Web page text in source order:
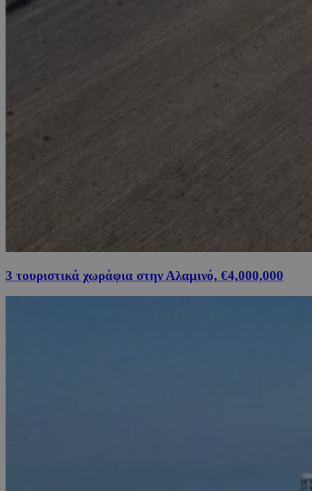
3 τουριστικά χωράφια στην Αλαμινό, €4,000,000